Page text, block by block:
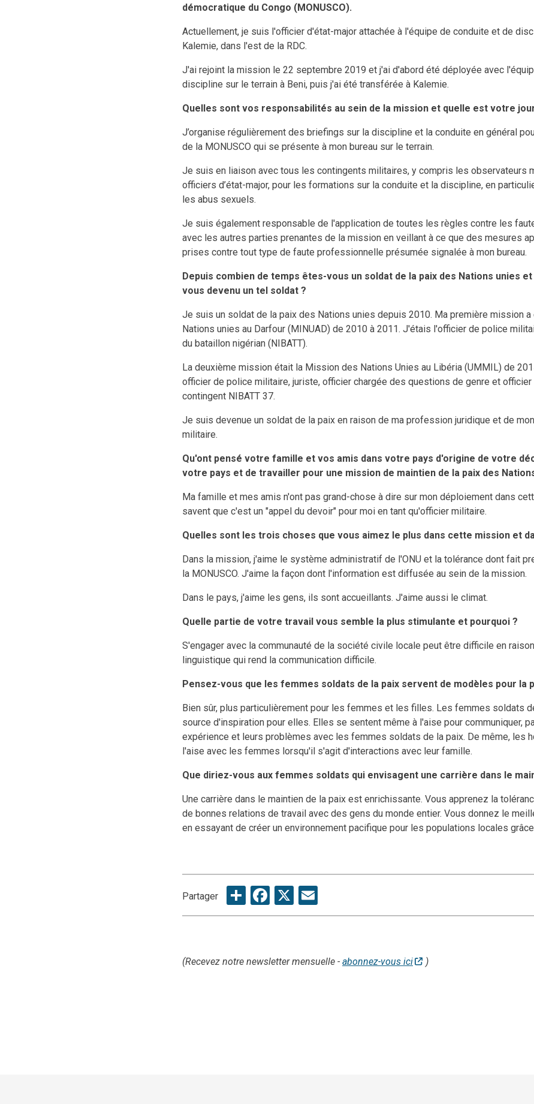
démocratique du Congo (MONUSCO).
Actuellement, je suis l'officier d'état-major attachée à l'équipe de conduite et de
Kalemie, dans l'est de la RDC.
J'ai rejoint la mission le 22 septembre 2019 et j'ai d'abord été déployée avec
discipline sur le terrain à Beni, puis j'ai été transférée à Kalemie.
Quelles sont vos responsabilités au sein de la mission et quelle est votre
J’organise régulièrement des briefings sur la discipline et la conduite en général
de la MONUSCO qui se présente à mon bureau sur le terrain.
Je suis en liaison avec tous les contingents militaires, y compris les observateurs
officiers d’état-major, pour les formations sur la conduite et la discipline, en
les abus sexuels.
Je suis également responsable de l'application de toutes les règles contre les
avec les autres parties prenantes de la mission en veillant à ce que des mesures
prises contre tout type de faute professionnelle présumée signalée à mon bureau.
Depuis combien de temps êtes-vous un soldat de la paix des Nations unies
vous devenu un tel soldat ?
Je suis un soldat de la paix des Nations unies depuis 2010. Ma première mission
Nations unies au Darfour (MINUAD) de 2010 à 2011. J'étais l'officier de police
du bataillon nigérian (NIBATT).
La deuxième mission était la Mission des Nations Unies au Libéria (UMMIL) de
officier de police militaire, juriste, officier chargée des questions de genre et officier
contingent NIBATT 37.
Je suis devenue un soldat de la paix en raison de ma profession juridique et de
militaire.
Qu'ont pensé votre famille et vos amis dans votre pays d'origine de votre
votre pays et de travailler pour une mission de maintien de la paix des
Ma famille et mes amis n'ont pas grand-chose à dire sur mon déploiement dans
savent que c'est un "appel du devoir" pour moi en tant qu'officier militaire.
Quelles sont les trois choses que vous aimez le plus dans cette mission et
Dans la mission, j'aime le système administratif de l'ONU et la tolérance dont fait
la MONUSCO. J'aime la façon dont l'information est diffusée au sein de la mission.
Dans le pays, j'aime les gens, ils sont accueillants. J'aime aussi le climat.
Quelle partie de votre travail vous semble la plus stimulante et pourquoi ?
S'engager avec la communauté de la société civile locale peut être difficile en
linguistique qui rend la communication difficile.
Pensez-vous que les femmes soldats de la paix servent de modèles pour la
Bien sûr, plus particulièrement pour les femmes et les filles. Les femmes soldats
source d'inspiration pour elles. Elles se sentent même à l'aise pour communiquer,
expérience et leurs problèmes avec les femmes soldats de la paix. De même, les
l'aise avec les femmes lorsqu'il s'agit d'interactions avec leur famille.
Que diriez-vous aux femmes soldats qui envisagent une carrière dans le
Une carrière dans le maintien de la paix est enrichissante. Vous apprenez la
de bonnes relations de travail avec des gens du monde entier. Vous donnez le
en essayant de créer un environnement pacifique pour les populations locales
Partager ShareFacebook
X
(Recevez notre newsletter mensuelle - abonnez-vous ici )